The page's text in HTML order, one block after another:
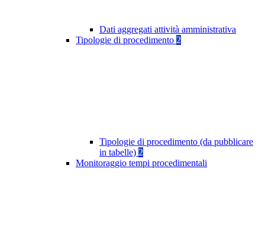
Dati aggregati attività amministrativa
Tipologie di procedimento 2
Tipologie di procedimento (da pubblicare
in tabelle) 2
Monitoraggio tempi procedimentali